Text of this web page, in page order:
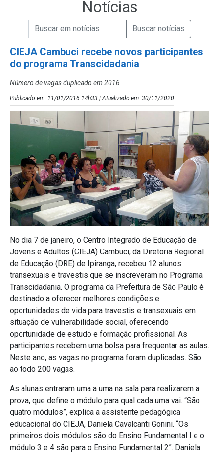
Notícias
Campo de Busca de Notícias
Campo de Busca de informaçõesEnviar a Busca de Notícias
CIEJA Cambuci recebe novos participantes
do programa Transcidadania
Número de vagas duplicado em 2016
Publicado em: 11/01/2016 14h33 | Atualizado em: 30/11/2020
No dia 7 de janeiro, o Centro Integrado de Educação de
Jovens e Adultos (CIEJA) Cambuci, da Diretoria Regional
de Educação (DRE) de Ipiranga, recebeu 12 alunos
transexuais e travestis que se inscreveram no Programa
Transcidadania. O programa da Prefeitura de São Paulo é
destinado a oferecer melhores condições e
oportunidades de vida para travestis e transexuais em
situação de vulnerabilidade social, oferecendo
oportunidade de estudo e formação profissional. As
participantes recebem uma bolsa para frequentar as aulas.
Neste ano, as vagas no programa foram duplicadas. São
ao todo 200 vagas.
As alunas entraram uma a uma na sala para realizarem a
prova, que define o módulo para qual cada uma vai. “São
quatro módulos”, explica a assistente pedagógica
educacional do CIEJA, Daniela Cavalcanti Gonini. “Os
primeiros dois módulos são do Ensino Fundamental I e o
módulo 3 e 4 são para o Ensino Fundamental 2”. Daniela